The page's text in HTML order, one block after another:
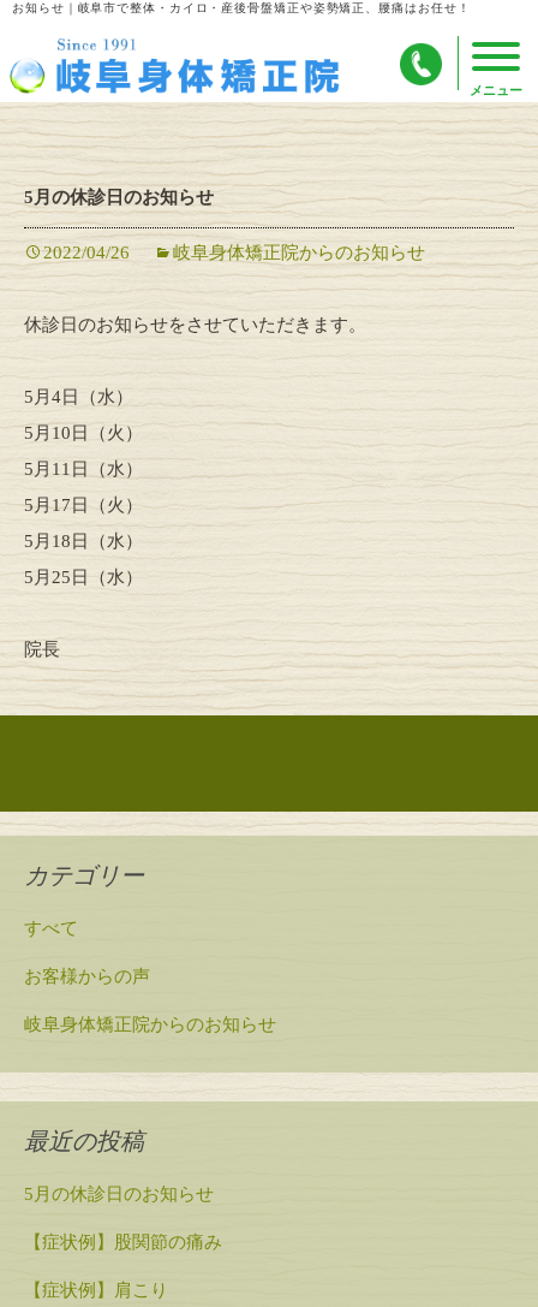
お知らせ｜岐阜市で整体・カイロ・産後骨盤矯正や姿勢矯正、腰痛はお任せ！
5月の休診日のお知らせ
2022/04/26 岐阜身体矯正院からのお知らせ
休診日のお知らせをさせていただきます。
5月4日（水）
5月10日（火）
5月11日（水）
5月17日（火）
5月18日（水）
5月25日（水）
院長
カテゴリー
すべて
お客様からの声
岐阜身体矯正院からのお知らせ
最近の投稿
5月の休診日のお知らせ
【症状例】股関節の痛み
【症状例】肩こり